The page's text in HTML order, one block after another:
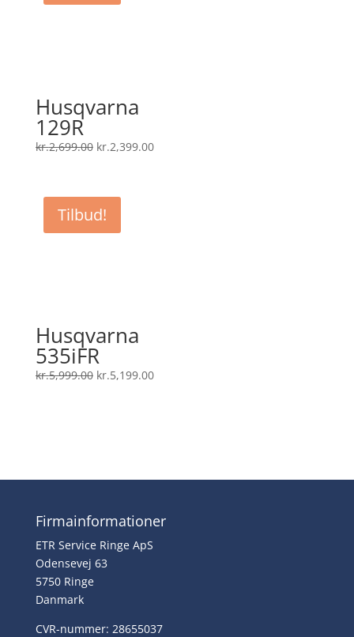
Husqvarna
129R
kr.2,699.00 Den
var:
kr.2,699.00.
kr.2,399.00Den
Tilbud!
Husqvarna
535iFR
kr.5,999.00 Den
kr.5,199.00Den
Firmainformationer
ETR Service Ringe ApS
Odensevej 63
5750 Ringe
Danmark
CVR-nummer: 28655037